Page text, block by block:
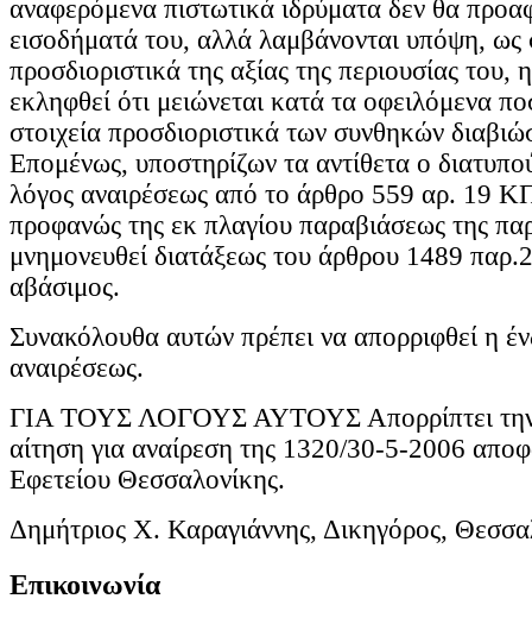
αναφερόμενα πιστωτικά ιδρύματα δεν θα
εισοδήματά του, αλλά λαμβάνονται υπόψη, ως
προσδιοριστικά της αξίας της περιουσίας του,
εκληφθεί ότι μειώνεται κατά τα οφειλόμενα
στοιχεία προσδιοριστικά των συνθηκών
Επομένως, υποστηρίζων τα αντίθετα ο
λόγος αναιρέσεως από το άρθρο 559 αρ. 19
προφανώς της εκ πλαγίου παραβιάσεως της
μνημονευθεί διατάξεως του άρθρου 1489
αβάσιμος.
Συνακόλουθα αυτών πρέπει να απορριφθεί η
αναιρέσεως.
ΓΙΑ ΤΟΥΣ ΛΟΓΟΥΣ ΑΥΤΟΥΣ Απορρίπτει
αίτηση για αναίρεση της 1320/30-5-2006
Εφετείου Θεσσαλονίκης.
Δημήτριος Χ. Καραγιάννης, Δικηγόρος,
Επικοινωνία